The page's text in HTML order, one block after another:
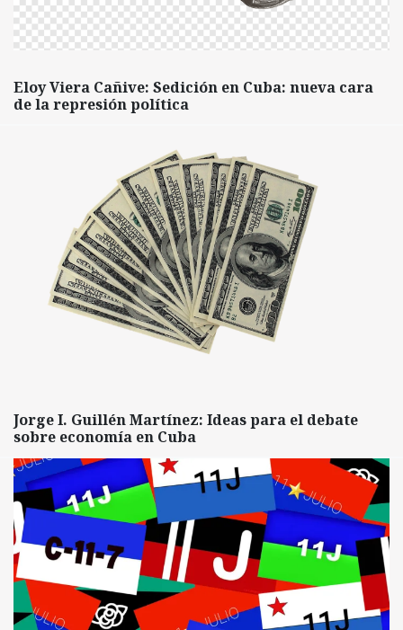
Eloy Viera Cañive: Sedición en Cuba: nueva cara
de la represión política
Jorge I. Guillén Martínez: Ideas para el debate
sobre economía en Cuba